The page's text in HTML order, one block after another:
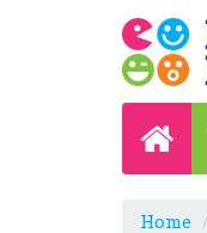
Home